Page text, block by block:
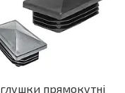
прямокутні